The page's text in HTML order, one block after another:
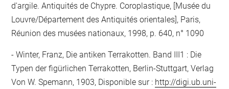
d'argile. Antiquités de Chypre. Coroplastique, [Musée du
Louvre/Département des Antiquités orientales], Paris,
Réunion des musées nationaux, 1998, p. 640, n° 1090
Winter, Franz, Die antiken Terrakotten. Band III1 : Die
Typen der figürlichen Terrakotten, Berlin-Stuttgart, Verlag
Von W. Spemann, 1903, Disponible sur : http://digi.ub.uni-